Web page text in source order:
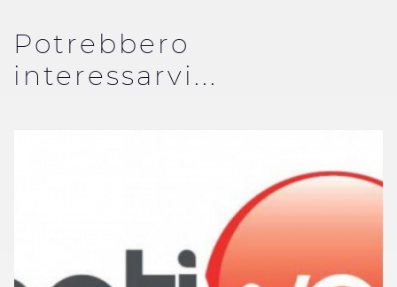
Potrebbero
interessarvi...